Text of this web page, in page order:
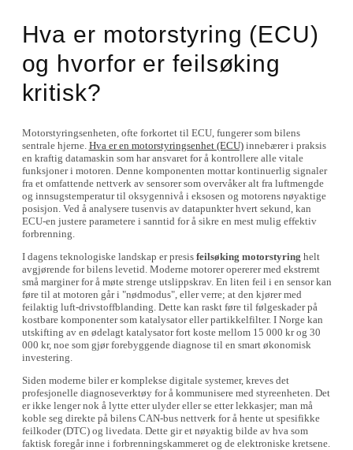
Hva er motorstyring (ECU)
og hvorfor er feilsøking
kritisk?
Motorstyringsenheten, ofte forkortet til ECU, fungerer som bilens
sentrale hjerne. Hva er en motorstyringsenhet (ECU)innebærer i praksis
en kraftig datamaskin som har ansvaret for å kontrollere alle vitale
funksjoner i motoren. Denne komponenten mottar kontinuerlig signaler
fra et omfattende nettverk av sensorer som overvåker alt fra luftmengde
og innsugstemperatur til oksygennivå i eksosen og motorens nøyaktige
posisjon. Ved å analysere tusenvis av datapunkter hvert sekund, kan
ECU-en justere parametere i sanntid for å sikre en mest mulig effektiv
forbrenning.
I dagens teknologiske landskap er presis feilsøking motorstyring helt
avgjørende for bilens levetid. Moderne motorer opererer med ekstremt
små marginer for å møte strenge utslippskrav. En liten feil i en sensor kan
føre til at motoren går i "nødmodus", eller verre; at den kjører med
feilaktig luft-drivstoffblanding. Dette kan raskt føre til følgeskader på
kostbare komponenter som katalysator eller partikkelfilter. I Norge kan
utskifting av en ødelagt katalysator fort koste mellom 15 000 kr og 30
000 kr, noe som gjør forebyggende diagnose til en smart økonomisk
investering.
Siden moderne biler er komplekse digitale systemer, kreves det
profesjonelle diagnoseverktøy for å kommunisere med styreenheten. Det
er ikke lenger nok å lytte etter ulyder eller se etter lekkasjer; man må
koble seg direkte på bilens CAN-bus nettverk for å hente ut spesifikke
feilkoder (DTC) og livedata. Dette gir et nøyaktig bilde av hva som
faktisk foregår inne i forbrenningskammeret og de elektroniske kretsene.